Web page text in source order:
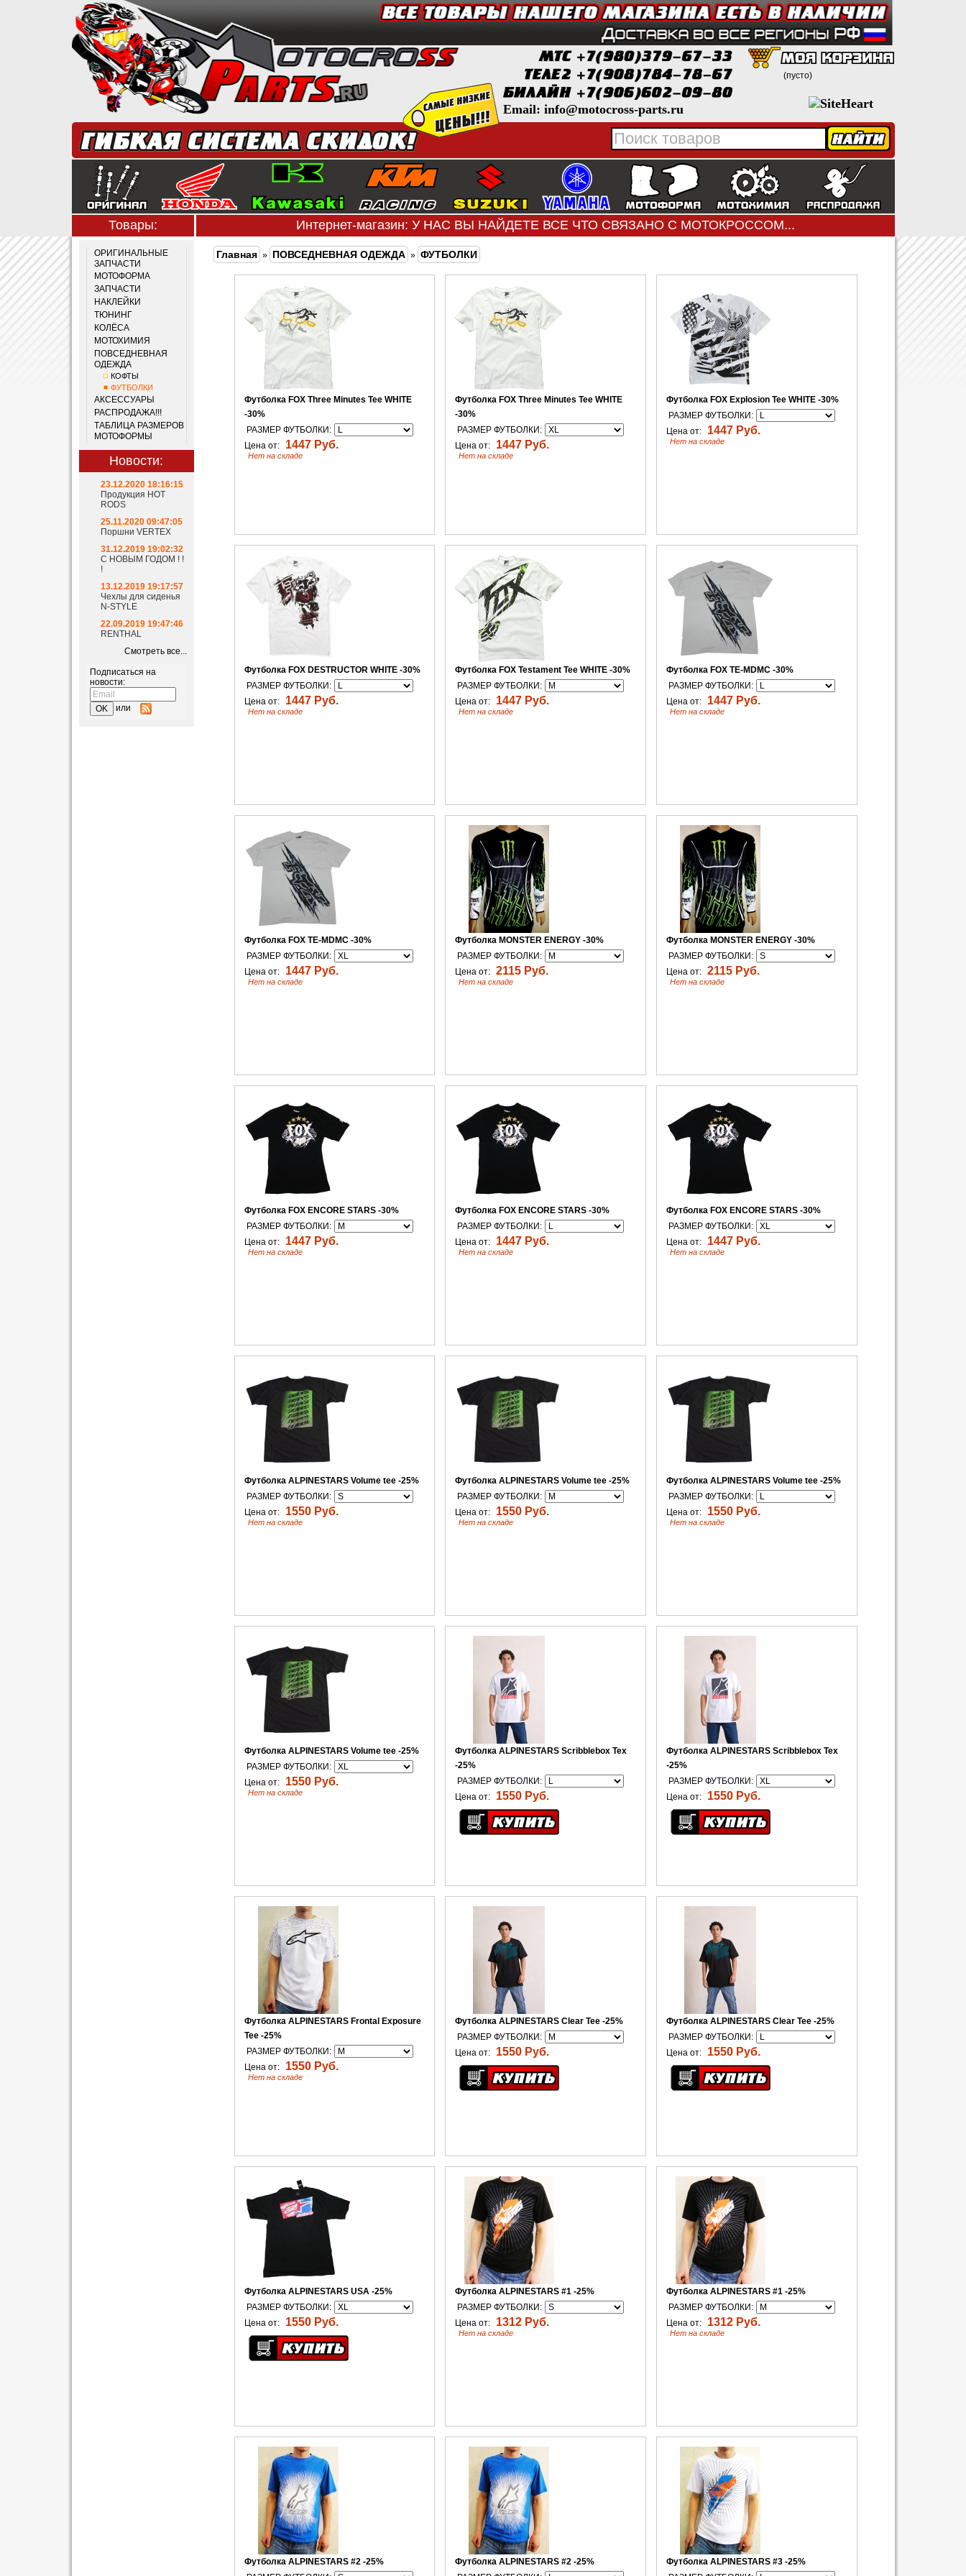
(пусто)
Email: info@motocross-parts.ru
Товары: Интернет-магазин: У НАС ВЫ НАЙДЕТЕ ВСЕ ЧТО СВЯЗАНО С МОТОКРОССОМ...
ОРИГИНАЛЬНЫЕ
ЗАПЧАСТИ
МОТОФОРМА
ЗАПЧАСТИ
НАКЛЕЙКИ
ТЮНИНГ
КОЛЁСА
МОТОХИМИЯ
ПОВСЕДНЕВНАЯ
ОДЕЖДА
КОФТЫ
ФУТБОЛКИ
АКСЕССУАРЫ
РАСПРОДАЖА!!!
ТАБЛИЦА РАЗМЕРОВ
МОТОФОРМЫ
Новости:
23.12.2020 18:16:15
Продукция HOT
RODS
25.11.2020 09:47:05
Поршни VERTEX
31.12.2019 19:02:32
С НОВЫМ ГОДОМ ! !
!
13.12.2019 19:17:57
Чехлы для сиденья
N-STYLE
22.09.2019 19:47:46
RENTHAL
Смотреть все...
Подписаться на
новости:
или
Главная » ПОВСЕДНЕВНАЯ ОДЕЖДА » ФУТБОЛКИ
Футболка FOX Three Minutes Tee WHITE
-30%
РАЗМЕР ФУТБОЛКИ:
Цена от:
1447 Руб.
Нет на складе
Футболка FOX Three Minutes Tee WHITE
-30%
РАЗМЕР ФУТБОЛКИ:
Цена от:
1447 Руб.
Нет на складе
Футболка FOX Explosion Tee WHITE -30%
РАЗМЕР ФУТБОЛКИ:
Цена от:
1447 Руб.
Нет на складе
Футболка FOX DESTRUCTOR WHITE -30%
РАЗМЕР ФУТБОЛКИ:
Цена от:
1447 Руб.
Нет на складе
Футболка FOX Testament Tee WHITE -30%
РАЗМЕР ФУТБОЛКИ:
Цена от:
1447 Руб.
Нет на складе
Футболка FOX TE-MDMC -30%
РАЗМЕР ФУТБОЛКИ:
Цена от:
1447 Руб.
Нет на складе
Футболка FOX TE-MDMC -30%
РАЗМЕР ФУТБОЛКИ:
Цена от:
1447 Руб.
Нет на складе
Футболка MONSTER ENERGY -30%
РАЗМЕР ФУТБОЛКИ:
Цена от: 2115 Руб.
Нет на складе
Футболка MONSTER ENERGY -30%
РАЗМЕР ФУТБОЛКИ:
Цена от: 2115 Руб.
Нет на складе
Футболка FOX ENCORE STARS -30%
РАЗМЕР ФУТБОЛКИ:
Цена от:
1447 Руб.
Нет на складе
Футболка FOX ENCORE STARS -30%
РАЗМЕР ФУТБОЛКИ:
Цена от:
1447 Руб.
Нет на складе
Футболка FOX ENCORE STARS -30%
РАЗМЕР ФУТБОЛКИ:
Цена от:
1447 Руб.
Нет на складе
Футболка ALPINESTARS Volume tee -25%
РАЗМЕР ФУТБОЛКИ:
Цена от:
1550 Руб.
Нет на складе
Футболка ALPINESTARS Volume tee -25%
РАЗМЕР ФУТБОЛКИ:
Цена от:
1550 Руб.
Нет на складе
Футболка ALPINESTARS Volume tee -25%
РАЗМЕР ФУТБОЛКИ:
Цена от:
1550 Руб.
Нет на складе
Футболка ALPINESTARS Volume tee -25%
РАЗМЕР ФУТБОЛКИ:
Цена от:
1550 Руб.
Нет на складе
Футболка ALPINESTARS Scribblebox Tex
-25%
РАЗМЕР ФУТБОЛКИ:
Цена от:
1550 Руб.
Футболка ALPINESTARS Scribblebox Tex
-25%
РАЗМЕР ФУТБОЛКИ:
Цена от:
1550 Руб.
Футболка ALPINESTARS Frontal Exposure
Tee -25%
РАЗМЕР ФУТБОЛКИ:
Цена от:
1550 Руб.
Нет на складе
Футболка ALPINESTARS Clear Tee -25%
РАЗМЕР ФУТБОЛКИ:
Цена от:
1550 Руб.
Футболка ALPINESTARS Clear Tee -25%
РАЗМЕР ФУТБОЛКИ:
Цена от:
1550 Руб.
Футболка ALPINESTARS USA -25%
РАЗМЕР ФУТБОЛКИ:
Цена от:
1550 Руб.
Футболка ALPINESTARS #1 -25%
РАЗМЕР ФУТБОЛКИ:
Цена от:
1312 Руб.
Нет на складе
Футболка ALPINESTARS #1 -25%
РАЗМЕР ФУТБОЛКИ:
Цена от:
1312 Руб.
Нет на складе
Футболка ALPINESTARS #2 -25%
Футболка ALPINESTARS #2 -25%
Футболка ALPINESTARS #3 -25%